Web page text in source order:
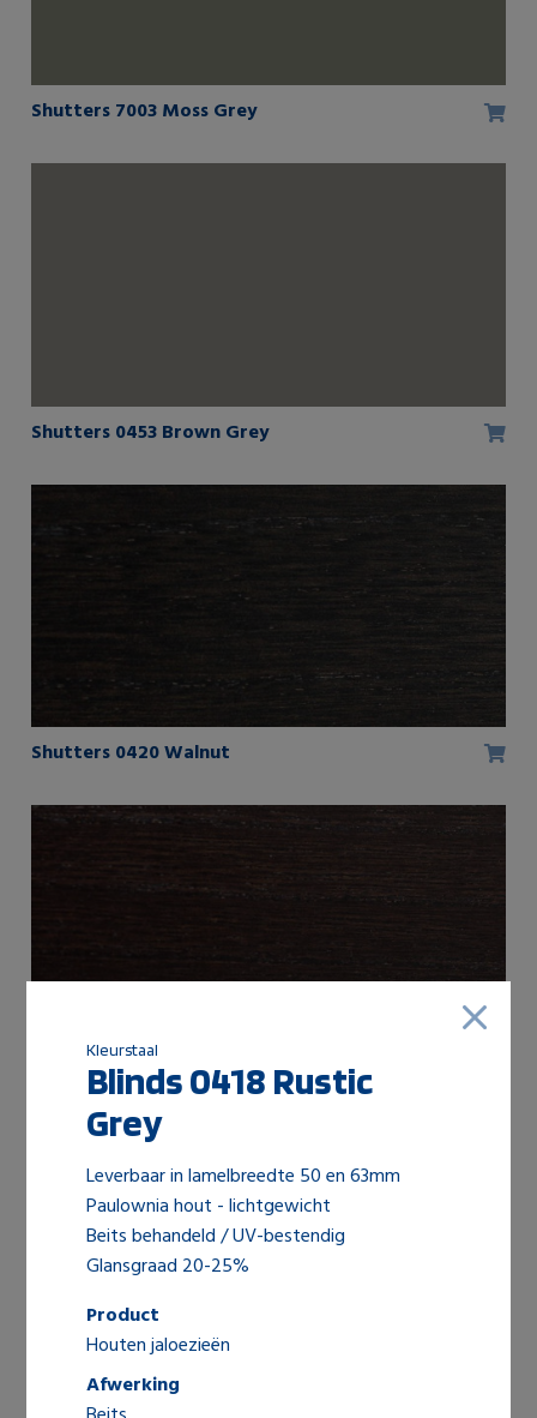
Shutters 7003 Moss Grey
Shutters 0453 Brown Grey
Shutters 0420 Walnut
Shutters 0421 Wengé
Shutters 0416 Chocolate
Kleurstaal
Blinds 0418 Rustic
Grey
Leverbaar in lamelbreedte 50 en 63mm
Paulownia hout - lichtgewicht
Beits behandeld / UV-bestendig
Glansgraad 20-25%
Product
Houten jaloezieën
Afwerking